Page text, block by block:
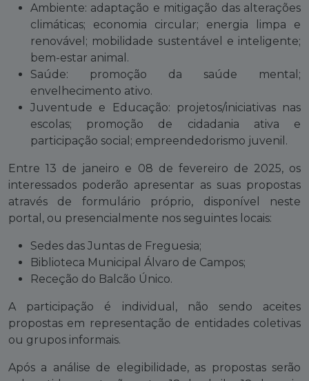
Ambiente: adaptação e mitigação das alterações
climáticas; economia circular; energia limpa e
renovável; mobilidade sustentável e inteligente;
bem-estar animal.
Saúde: promoção da saúde mental;
envelhecimento ativo.
Juventude e Educação: projetos/iniciativas nas
escolas; promoção de cidadania ativa e
participação social; empreendedorismo juvenil.
Entre 13 de janeiro e 08 de fevereiro de 2025, os
interessados poderão apresentar as suas propostas
através de formulário próprio, disponível neste
portal, ou presencialmente nos seguintes locais:
Sedes das Juntas de Freguesia;
Biblioteca Municipal Álvaro de Campos;
Receção do Balcão Único.
A participação é individual, não sendo aceites
propostas em representação de entidades coletivas
ou grupos informais.
Após a análise de elegibilidade, as propostas serão